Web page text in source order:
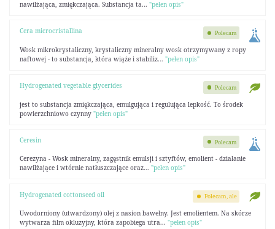
nawilżająca, zmiękczająca. Substancja ta... "pełen opis"
Cera microcristallina
Wosk mikrokrystaliczny, krystaliczny mineralny wosk otrzymywany z ropy
naftowej - to substancja, która wiąże i stabiliz... "pełen opis"
Polecam
Hydrogenated vegetable glycerides
jest to substancja zmiękczająca, emulgująca i regulująca lepkość. To środek
powierzchniowo czynny "pełen opis"
Polecam
Ceresin
Cerezyna - Wosk mineralny, zagęstnik emulsji i sztyftów, emolient - działanie
nawilżające i wtórnie natłuszczające oraz... "pełen opis"
Polecam
Hydrogenated cottonseed oil
Uwodorniony (utwardzony) olej z nasion bawełny. Jest emolientem. Na skórze
wytwarza film okluzyjny, która zapobiega utra... "pełen opis"
Polecam, ale